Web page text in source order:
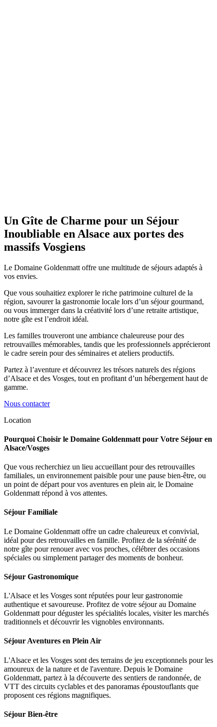
Un Gîte de Charme pour un Séjour
Inoubliable en Alsace aux portes des
massifs Vosgiens
Le Domaine Goldenmatt offre une multitude de séjours adaptés à
vos envies.
Que vous souhaitiez explorer le riche patrimoine culturel de la
région, savourer la gastronomie locale lors d’un séjour gourmand,
ou vous immerger dans la créativité lors d’une retraite artistique,
notre gîte est l’endroit idéal.
Les familles trouveront une ambiance chaleureuse pour des
retrouvailles mémorables, tandis que les professionnels apprécieront
le cadre serein pour des séminaires et ateliers productifs.
Partez à l’aventure et découvrez les trésors naturels des régions
d’Alsace et des Vosges, tout en profitant d’un hébergement haut de
gamme.
Nous contacter
Location
Pourquoi Choisir le Domaine Goldenmatt pour Votre Séjour en
Alsace/Vosges
Que vous recherchiez un lieu accueillant pour des retrouvailles
familiales, un environnement paisible pour une pause bien-être, ou
un point de départ pour vos aventures en plein air, le Domaine
Goldenmatt répond à vos attentes.
Séjour Familiale
Le Domaine Goldenmatt offre un cadre chaleureux et convivial,
idéal pour des retrouvailles en famille. Profitez de la sérénité de
notre gîte pour renouer avec vos proches, célébrer des occasions
spéciales ou simplement partager des moments de bonheur.
Séjour Gastronomique
L'Alsace et les Vosges sont réputées pour leur gastronomie
authentique et savoureuse. Profitez de votre séjour au Domaine
Goldenmatt pour déguster les spécialités locales, visiter les marchés
traditionnels et découvrir les vignobles environnants.
Séjour Aventures en Plein Air
L'Alsace et les Vosges sont des terrains de jeu exceptionnels pour les
amoureux de la nature et de l'aventure. Depuis le Domaine
Goldenmatt, partez à la découverte des sentiers de randonnée, de
VTT des circuits cyclables et des panoramas époustouflants que
proposent ces régions magnifiques.
Séjour Bien-être